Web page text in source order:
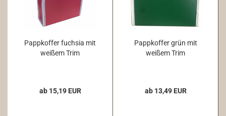
Pappkoffer fuchsia mit
weißem Trim
ab 15,19 EUR
Pappkoffer grün mit
weißem Trim
ab 13,49 EUR